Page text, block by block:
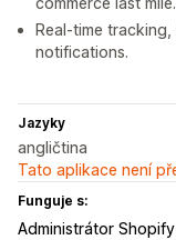
Real-time
notifications.
Jazyky
angličtina
Tato aplikace není
Funguje s:
Administrátor Shopify